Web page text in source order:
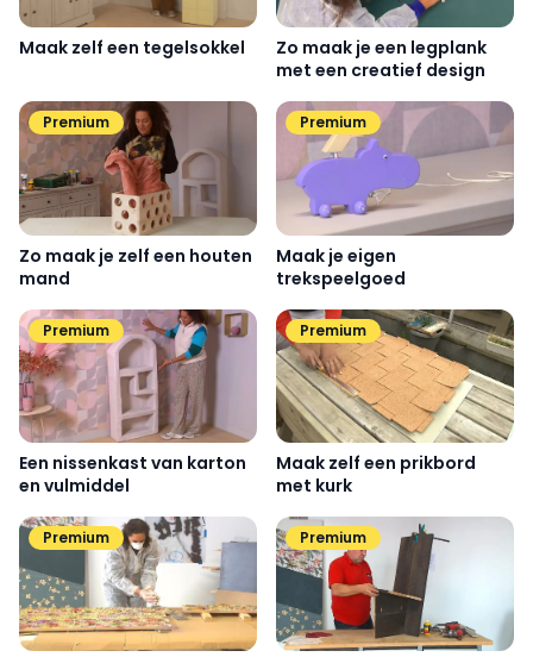
Maak zelf een tegelsokkel
Zo maak je een legplank
met een creatief design
Premium
Zo maak je zelf een houten
mand
Premium
Maak je eigen
trekspeelgoed
Premium
Een nissenkast van karton
en vulmiddel
Premium
Maak zelf een prikbord
met kurk
Premium Premium